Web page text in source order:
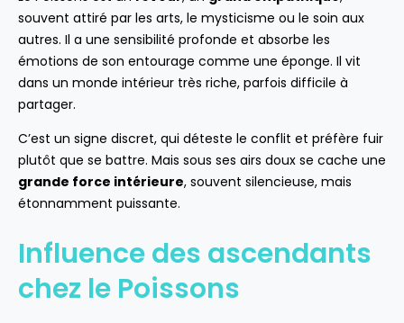
souvent attiré par les arts, le mysticisme ou le soin aux
autres. Il a une sensibilité profonde et absorbe les
émotions de son entourage comme une éponge. Il vit
dans un monde intérieur très riche, parfois difficile à
partager.
C’est un signe discret, qui déteste le conflit et préfère fuir
plutôt que se battre. Mais sous ses airs doux se cache une
grande force intérieure, souvent silencieuse, mais
étonnamment puissante.
Influence des ascendants
chez le Poissons